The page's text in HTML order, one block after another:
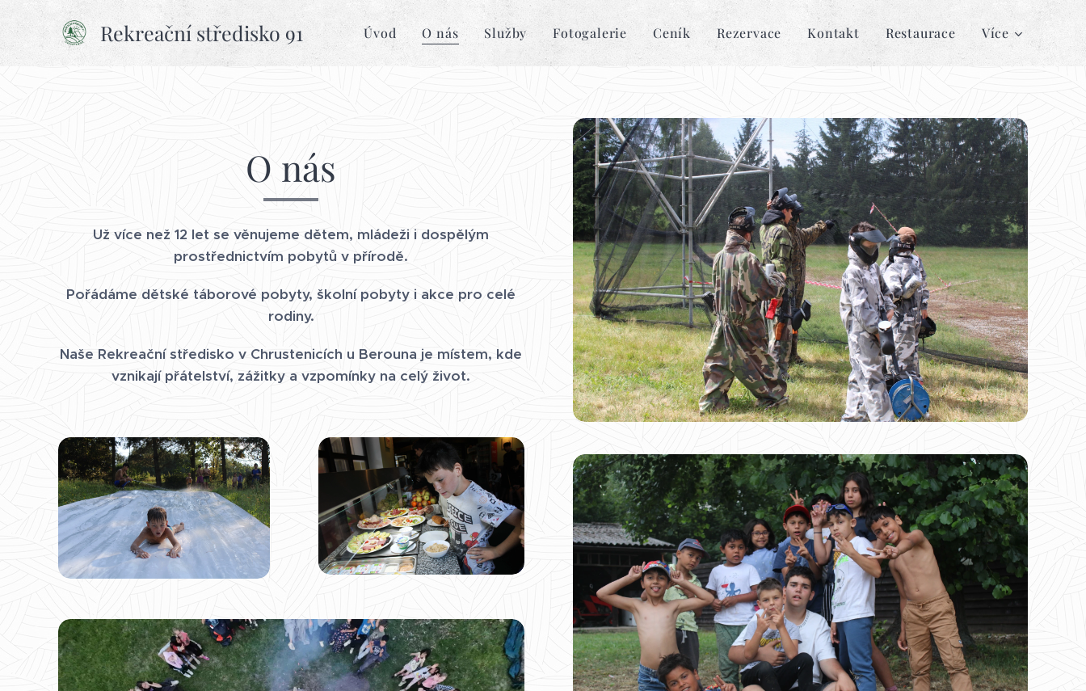
Rekreační středisko 91 Úvod O nás Služby Fotogalerie Ceník Rezervace Kontakt Restaurace Více
O nás
Už více než 12 let se věnujeme dětem, mládeži i dospělým
prostřednictvím pobytů v přírodě.
Pořádáme dětské táborové pobyty, školní pobyty i akce pro celé
rodiny.
Naše Rekreační středisko v Chrustenicích u Berouna je místem, kde
vznikají přátelství, zážitky a vzpomínky na celý život.